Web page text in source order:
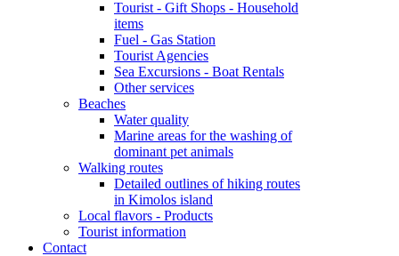
Tourist - Gift Shops - Household
items
Fuel - Gas Station
Tourist Agencies
Sea Excursions - Boat Rentals
Other services
Beaches
Water quality
Marine areas for the washing of
dominant pet animals
Walking routes
Detailed outlines of hiking routes
in Kimolos island
Local flavors - Products
Tourist information
Contact